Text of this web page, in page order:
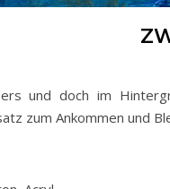
und doch im
zum Ankommen und